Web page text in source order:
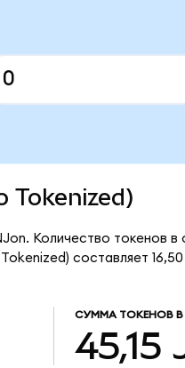
Tokenized)
Количество токенов в
составляет
СУММА ТОКЕНОВ
45,15